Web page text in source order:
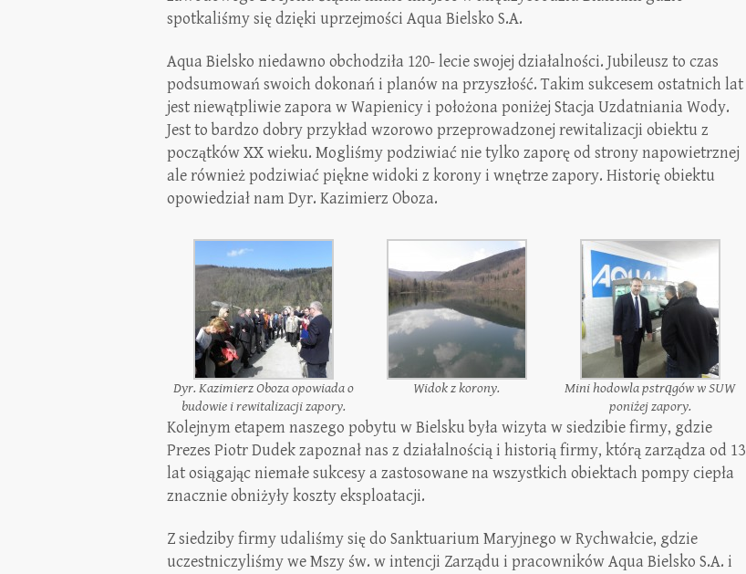
spotkaliśmy się dzięki uprzejmości Aqua Bielsko S.A.
Aqua Bielsko niedawno obchodziła 120- lecie swojej działalności. Jubileusz to czas
podsumowań swoich dokonań i planów na przyszłość. Takim sukcesem ostatnich lat
jest niewątpliwie zapora w Wapienicy i położona poniżej Stacja Uzdatniania Wody.
Jest to bardzo dobry przykład wzorowo przeprowadzonej rewitalizacji obiektu z
początków XX wieku. Mogliśmy podziwiać nie tylko zaporę od strony napowietrznej
ale również podziwiać piękne widoki z korony i wnętrze zapory. Historię obiektu
opowiedział nam Dyr. Kazimierz Oboza.
Dyr. Kazimierz Oboza opowiada o
budowie i rewitalizacji zapory.
Widok z korony.
Mini hodowla pstrągów w SUW
poniżej zapory.
Kolejnym etapem naszego pobytu w Bielsku była wizyta w siedzibie firmy, gdzie
Prezes Piotr Dudek zapoznał nas z działalnością i historią firmy, którą zarządza od 13
lat osiągając niemałe sukcesy a zastosowane na wszystkich obiektach pompy ciepła
znacznie obniżyły koszty eksploatacji.
Z siedziby firmy udaliśmy się do Sanktuarium Maryjnego w Rychwałcie, gdzie
uczestniczyliśmy we Mszy św. w intencji Zarządu i pracowników Aqua Bielsko S.A. i